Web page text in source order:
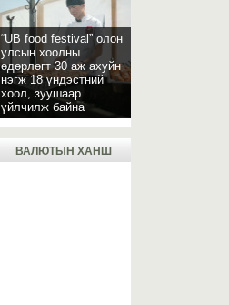
“UB food festival” олон
улсын хоолны
өдөрлөгт 30 аж ахуйн
нэгж 18 үндэстний
хоол, зуушаар
үйлчилж байна
ВАЛЮТЫН ХАНШ